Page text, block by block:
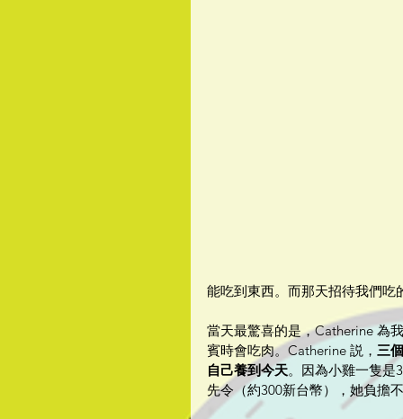
能吃到東西。而那天招待我們吃
當天最驚喜的是，Catherine 為
賓時會吃肉。Catherine 説， 三
自己養到今天。因為小雞一隻是
先令（約300新台幣），她負擔